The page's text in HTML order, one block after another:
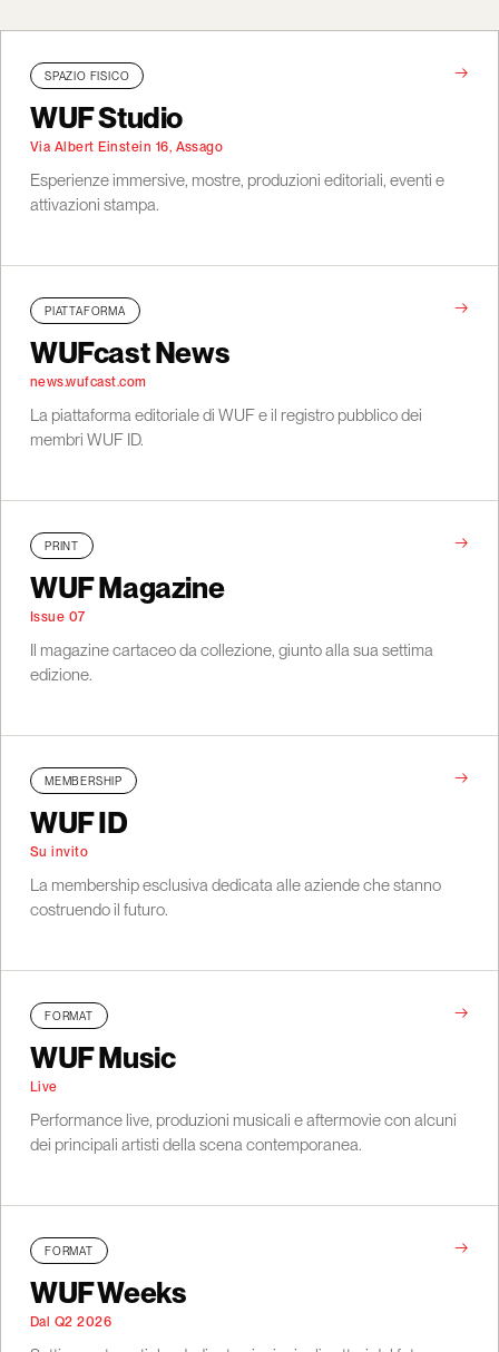
SPAZIO FISICO →
WUF Studio
Via Albert Einstein 16, Assago
Esperienze immersive, mostre, produzioni editoriali, eventi e
attivazioni stampa.
PIATTAFORMA →
WUFcast News
news.wufcast.com
La piattaforma editoriale di WUF e il registro pubblico dei
membri WUF ID.
PRINT →
WUF Magazine
Issue 07
Il magazine cartaceo da collezione, giunto alla sua settima
edizione.
MEMBERSHIP →
WUF ID
Su invito
La membership esclusiva dedicata alle aziende che stanno
costruendo il futuro.
FORMAT →
WUF Music
Live
Performance live, produzioni musicali e aftermovie con alcuni
dei principali artisti della scena contemporanea.
FORMAT →
WUF Weeks
Dal Q2 2026